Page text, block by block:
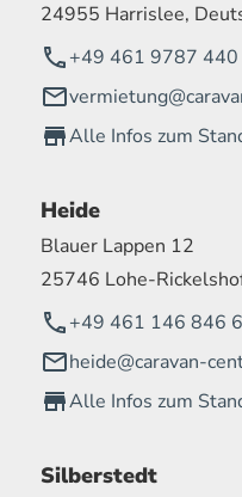
24955 Harrislee,
+49 461 9787 440
Alle Infos zum
Heide
Blauer Lappen 12
25746 Lohe-
+49 461 146 846 6
heide@caravan-
Alle Infos zum
Silberstedt